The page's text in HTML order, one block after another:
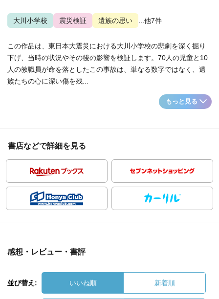
大川小学校 震災検証 遺族の思い ...他7件
この作品は、東日本大震災における大川小学校の悲劇を深く掘り
下げ、当時の状況やその後の影響を検証します。70人の児童と10
人の教職員が命を落としたこの事故は、単なる数字ではなく、遺
族たちの心に深い傷を残...
もっと見る
書店などで詳細を見る
感想・レビュー・書評
並び替え: いいね順 新着順